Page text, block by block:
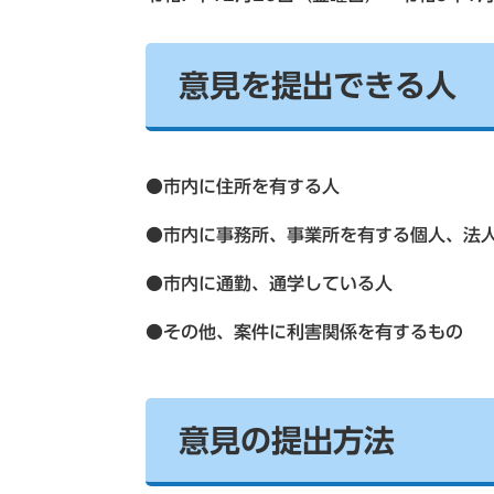
意見を提出できる人
●市内に住所を有する人
●市内に事務所、事業所を有する個人、法
●市内に通勤、通学している人
●その他、案件に利害関係を有するもの
意見の提出方法